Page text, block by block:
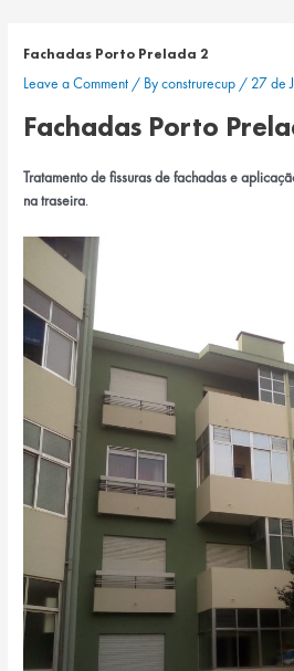
contentFachadas Porto Prelada 2
Leave a Comment / Byconstrurecup / 27 de
Fachadas Porto
Tratamento de fissuras de fachadas e
na traseira.
artigos